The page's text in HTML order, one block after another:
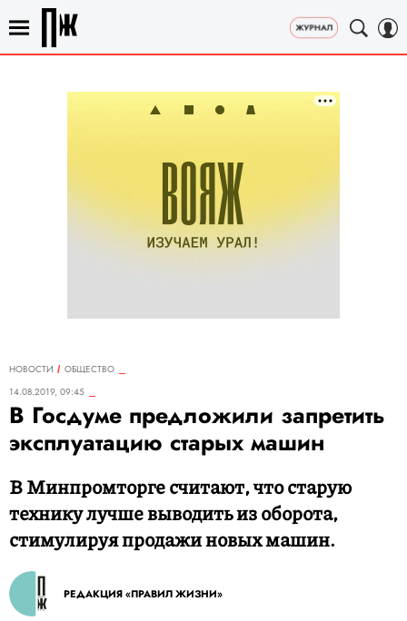
НОВОСТИ
ОБЩЕСТВО
14.08.2019, 09:45
В Госдуме предложили запретить
эксплуатацию старых машин
В Минпромторге считают, что старую
технику лучше выводить из оборота,
стимулируя продажи новых машин.
РЕДАКЦИЯ «ПРАВИЛ ЖИЗНИ»